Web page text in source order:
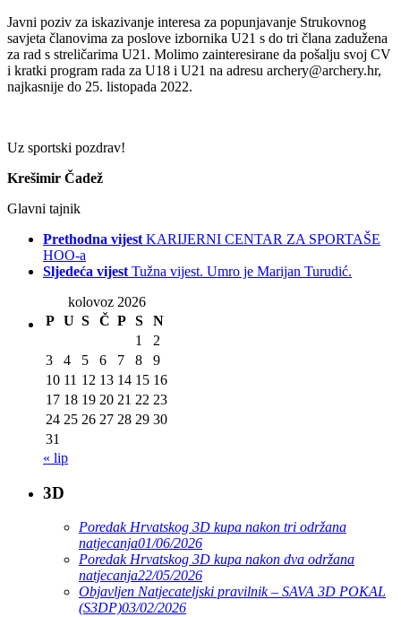
Javni poziv za iskazivanje interesa za popunjavanje Strukovnog
savjeta članovima za poslove izbornika U21 s do tri člana zadužena
za rad s streličarima U21. Molimo zainteresirane da pošalju svoj CV
i kratki program rada za U18 i U21 na adresu archery@archery.hr,
najkasnije do 25. listopada 2022.
Uz sportski pozdrav!
Krešimir Čadež
Glavni tajnik
Prethodna vijest KARIJERNI CENTAR ZA SPORTAŠE
HOO-a
Sljedeća vijest Tužna vijest. Umro je Marijan Turudić.
kolovoz 2026
P U S Č P S
N
1
2
3
4 5 6 7 8
9
10 11 12 13 14 15 16
17 18 19 20 21 22 23
24 25 26 27 28 29 30
31
« lip
3D
Poredak Hrvatskog 3D kupa nakon tri održana
natjecanja01/06/2026
Poredak Hrvatskog 3D kupa nakon dva održana
natjecanja22/05/2026
Objavljen Natjecateljski pravilnik – SAVA 3D POKAL
(S3DP)03/02/2026